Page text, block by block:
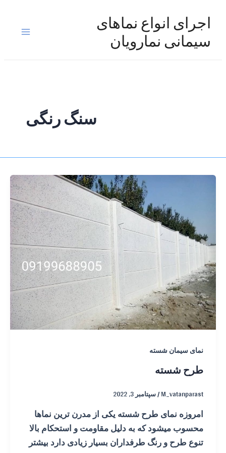
اجرای انواع نماهای
سیمانی نمارویان
Main
سنگ رنگی
نمای سیمان شسته
طرح شسته
M_vatanparast
/سپتامبر 3, 2022
امروزه نمای طرح شسته یکی از مدرن ترین نماها
محسوب میشود که به دلیل مقاومت و استحکام بالا
تنوع طرح و رنگ طرفداران بسیار زیادی دارد بیشتر